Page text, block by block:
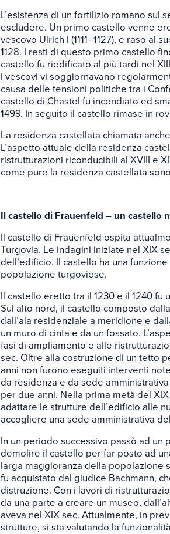
L’esistenza di un fortilizio romano sul
escludere. Un primo castello venne
vescovo Ulrich I (1111–1127), e raso al
1128. I resti di questo primo castello
castello fu riedificato al più tardi nel
i vescovi vi soggiornavano
causa delle tensioni politiche tra i
castello di Chastel fu incendiato ed
1499. In seguito il castello rimase in
La residenza castellata chiamata
L’aspetto attuale della residenza
ristrutturazioni riconducibili al XVIII e
come pure la residenza castellata
Il castello di Frauenfeld – un castello
Il castello di Frauenfeld ospita
Turgovia. Le indagini iniziate nel XIX
dell’edificio. Il castello ha una
popolazione turgoviese.
Il castello eretto tra il 1230 e il 1240
Sul alto nord, il castello composto
dall’ala residenziale a meridione e
un muro di cinta e da un fossato.
fasi di ampliamento e alle
sec. Oltre alla costruzione di un tetto
anni non furono eseguiti interventi
da residenza e da sede
per due anni. Nella prima metà del
adattare le strutture dell’edificio alle
accogliere una sede amministrativa
In un periodo successivo passò ad
demolire il castello per far posto ad
larga maggioranza della popolazione
fu acquistato dal giudice Bachmann,
distruzione. Con i lavori di
da una parte a creare un museo,
aveva nel XIX sec. Attualmente, in
strutture, si sta valutando la